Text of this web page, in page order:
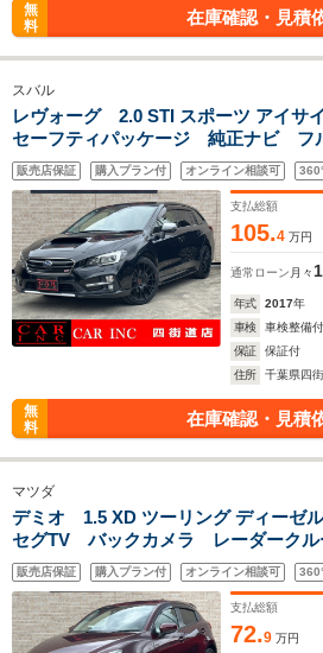
無
料
在庫確認・見積
スバル
レヴォーグ 2.0 STI スポーツ アイサ
セーフティパッケージ 純正ナビ フ
ラ 左サイドカメラ レーダークルー
シート シートヒーター LEDヘッド
アルミ
販売店保証 購入プラン付 オンライン相談可
支払総額
105.4 万円
通常ローン 月々
年式 2017年
車検
車検整備付
保証
保証付
住所
千葉県四
無
料
在庫確認・見積
マツダ
デミオ 1.5 XD ツーリング ディー
セグTV バックカメラ レーダーク
フレザーシート シートヒーター ク
被害軽減ブレーキ ルーフスポイラ
ト
販売店保証 購入プラン付 オンライン相談可
支払総額
72.9 万円